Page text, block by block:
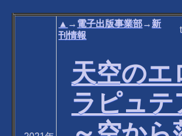
▲ → 電子出版事業部→ 新
刊情報
天空の
ラピュ